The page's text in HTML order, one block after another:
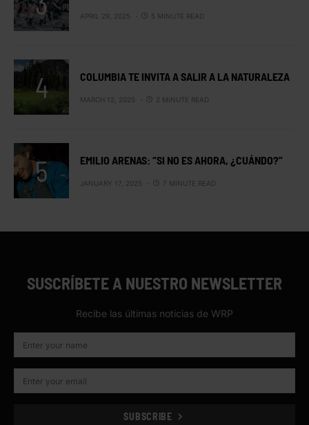
APRIL 29, 2025 5 MINUTE READ
COLUMBIA TE INVITA A SALIR A LA NATURALEZA
MARCH 12, 2025 2 MINUTE READ
EMILIO ARENAS: “SI NO ES AHORA, ¿CUÁNDO?”
JANUARY 17, 2025 7 MINUTE READ
SUSCRÍBETE A NUESTRO NEWSLETTER
Recibe las últimas noticias de WRP
SUBSCRIBE